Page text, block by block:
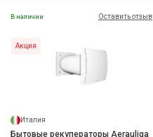
В наличии Оставить отзыв
Акция
Италия
Бытовые рекуператоры Aerauliqa